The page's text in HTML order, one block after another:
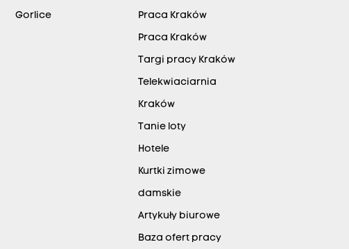
Gorlice Praca Kraków
Praca Kraków
Targi pracy Kraków
Telekwiaciarnia
Kraków
Tanie loty
Hotele
Kurtki zimowe
damskie
Artykuły biurowe
Baza ofert pracy